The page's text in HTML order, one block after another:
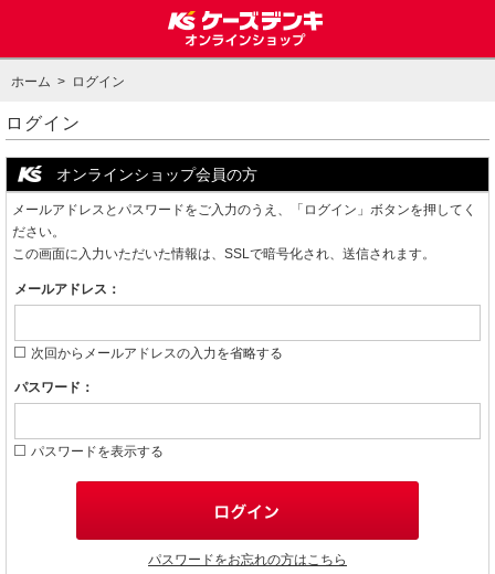
ホーム > ログイン
ログイン
オンラインショップ会員の方
メールアドレスとパスワードをご入力のうえ、「ログイン」ボタンを押してく
ださい。
この画面に入力いただいた情報は、SSLで暗号化され、送信されます。
メールアドレス：
次回からメールアドレスの入力を省略する
パスワード：
パスワードを表示する
パスワードをお忘れの方はこちら